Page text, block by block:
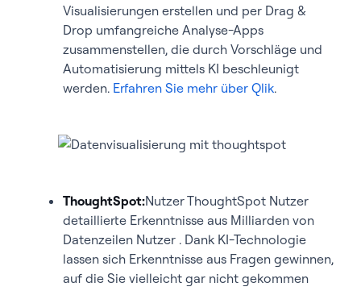
Visualisierungen erstellen und per Drag &
Drop umfangreiche Analyse-Apps
zusammenstellen, die durch Vorschläge und
Automatisierung mittels KI beschleunigt
werden. Erfahren Sie mehr über Qlik.
ThoughtSpot:Nutzer ThoughtSpot Nutzer
detaillierte Erkenntnisse aus Milliarden von
Datenzeilen Nutzer . Dank KI-Technologie
lassen sich Erkenntnisse aus Fragen gewinnen,
auf die Sie vielleicht gar nicht gekommen